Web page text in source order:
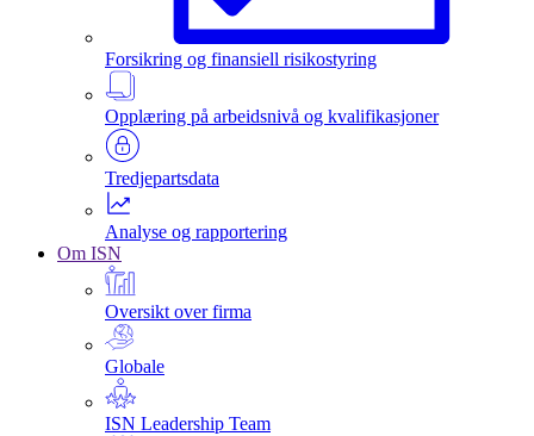
Forsikring og finansiell risikostyring
Opplæring på arbeidsnivå og kvalifikasjoner
Tredjepartsdata
Analyse og rapportering
Om ISN
Oversikt over firma
Globale
ISN Leadership Team